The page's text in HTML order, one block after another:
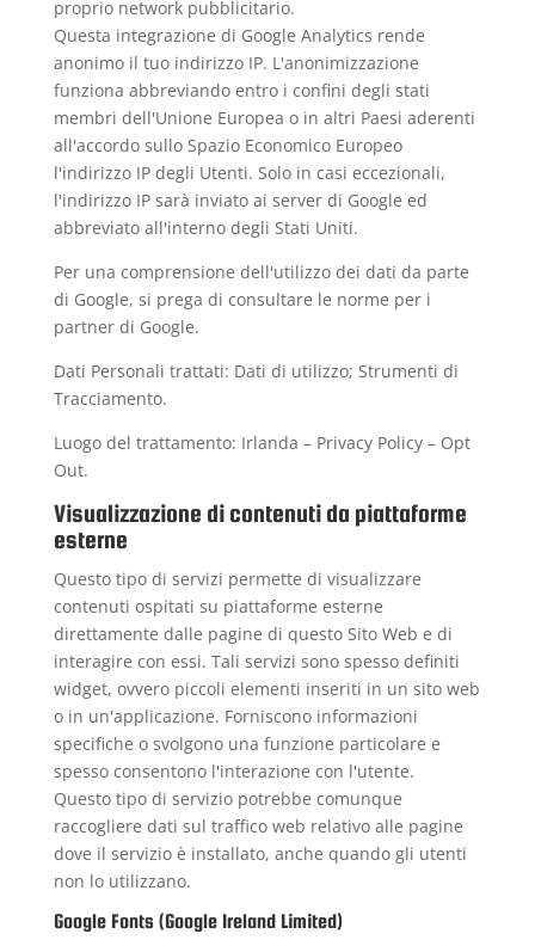
proprio network pubblicitario.
Questa integrazione di Google Analytics rende
anonimo il tuo indirizzo IP. L'anonimizzazione
funziona abbreviando entro i confini degli stati
membri dell'Unione Europea o in altri Paesi aderenti
all'accordo sullo Spazio Economico Europeo
l'indirizzo IP degli Utenti. Solo in casi eccezionali,
l'indirizzo IP sarà inviato ai server di Google ed
abbreviato all'interno degli Stati Uniti.
Per una comprensione dell'utilizzo dei dati da parte
di Google, si prega di consultare le norme per i
partner di Google.
Dati Personali trattati: Dati di utilizzo; Strumenti di
Tracciamento.
Luogo del trattamento: Irlanda – Privacy Policy– Opt
Out.
Visualizzazione di contenuti da piattaforme
esterne
Questo tipo di servizi permette di visualizzare
contenuti ospitati su piattaforme esterne
direttamente dalle pagine di questo Sito Web e di
interagire con essi. Tali servizi sono spesso definiti
widget, ovvero piccoli elementi inseriti in un sito web
o in un'applicazione. Forniscono informazioni
specifiche o svolgono una funzione particolare e
spesso consentono l'interazione con l'utente.
Questo tipo di servizio potrebbe comunque
raccogliere dati sul traffico web relativo alle pagine
dove il servizio è installato, anche quando gli utenti
non lo utilizzano.
Google Fonts (Google Ireland Limited)